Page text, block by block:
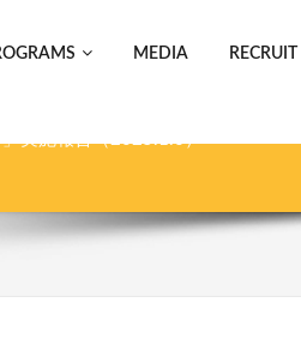
MEDIA RECRUIT
実施報告（2025.1.6）